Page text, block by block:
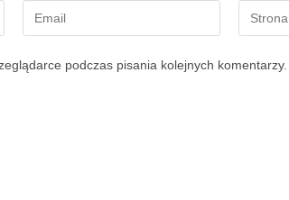
podczas pisania kolejnych komentarzy.